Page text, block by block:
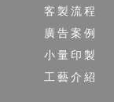
客製流程
廣告案例
小量印製
工藝介紹